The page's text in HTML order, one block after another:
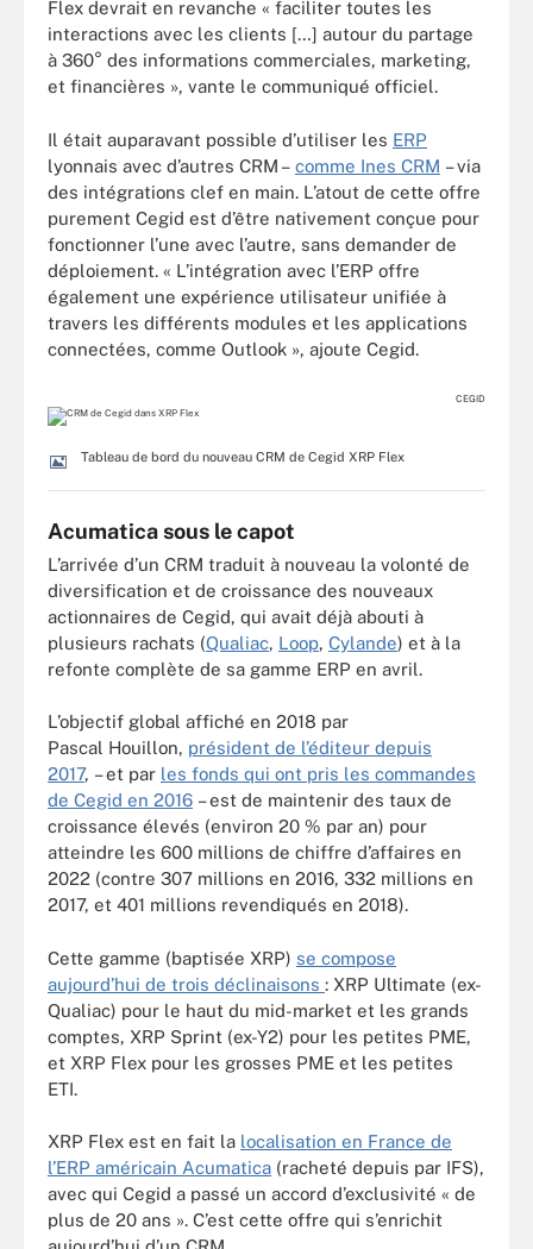
Flex devrait en revanche « faciliter toutes les
interactions avec les clients […] autour du partage
à 360° des informations commerciales, marketing,
et financières », vante le communiqué officiel.
Il était auparavant possible d’utiliser les ERP
lyonnais avec d’autres CRM – comme Ines CRM – via
des intégrations clef en main. L’atout de cette offre
purement Cegid est d’être nativement conçue pour
fonctionner l’une avec l’autre, sans demander de
déploiement. « L’intégration avec l’ERP offre
également une expérience utilisateur unifiée à
travers les différents modules et les applications
connectées, comme Outlook », ajoute Cegid.
CEGID
Tableau de bord du nouveau CRM de Cegid XRP Flex
Acumatica sous le capot
L’arrivée d’un CRM traduit à nouveau la volonté de
diversification et de croissance des nouveaux
actionnaires de Cegid, qui avait déjà abouti à
plusieurs rachats (Qualiac, Loop, Cylande) et à la
refonte complète de sa gamme ERP en avril.
L’objectif global affiché en 2018 par
Pascal Houillon, président de l’éditeur depuis
2017, – et par les fonds qui ont pris les commandes
de Cegid en 2016 – est de maintenir des taux de
croissance élevés (environ 20 % par an) pour
atteindre les 600 millions de chiffre d’affaires en
2022 (contre 307 millions en 2016, 332 millions en
2017, et 401 millions revendiqués en 2018).
Cette gamme (baptisée XRP) se compose
aujourd’hui de trois déclinaisons : XRP Ultimate (ex-
Qualiac) pour le haut du mid-market et les grands
comptes, XRP Sprint (ex-Y2) pour les petites PME,
et XRP Flex pour les grosses PME et les petites
ETI.
XRP Flex est en fait la localisation en France de
l’ERP américain Acumatica (racheté depuis par IFS),
avec qui Cegid a passé un accord d’exclusivité « de
plus de 20 ans ». C’est cette offre qui s’enrichit